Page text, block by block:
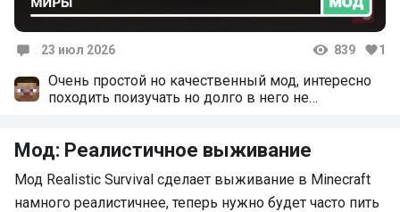
23 июл 2026 839 1
Очень простой но качественный мод, интересно
походить поизучать но долго в него не
Мод: Реалистичное выживание
Мод Realistic Survival сделает выживание в Minecraft
намного реалистичнее, теперь нужно будет часто пить